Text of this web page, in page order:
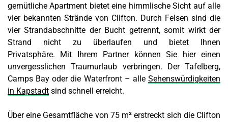
gemütliche Apartment bietet eine himmlische Sicht auf alle
vier bekannten Strände von Clifton. Durch Felsen sind die
vier Strandabschnitte der Bucht getrennt, somit wirkt der
Strand nicht zu überlaufen und bietet Ihnen
Privatsphäre. Mit Ihrem Partner können Sie hier einen
unvergesslichen Traumurlaub verbringen. Der Tafelberg,
Camps Bay oder die Waterfront – alle Sehenswürdigkeiten
in Kapstadt sind schnell erreicht.
Über eine Gesamtfläche von 75 m² erstreckt sich die Clifton